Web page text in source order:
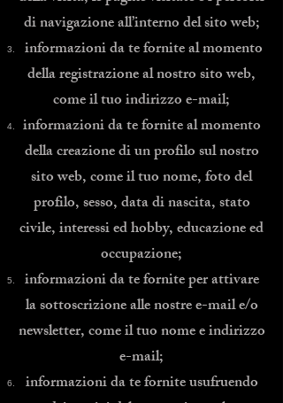
di navigazione all’interno del sito web;
informazioni da te fornite al momento
della registrazione al nostro sito web,
come il tuo indirizzo e-mail;
informazioni da te fornite al momento
della creazione di un profilo sul nostro
sito web, come il tuo nome, foto del
profilo, sesso, data di nascita, stato
civile, interessi ed hobby, educazione ed
occupazione;
informazioni da te fornite per attivare
la sottoscrizione alle nostre e-mail e/o
newsletter, come il tuo nome e indirizzo
e-mail;
informazioni da te fornite usufruendo